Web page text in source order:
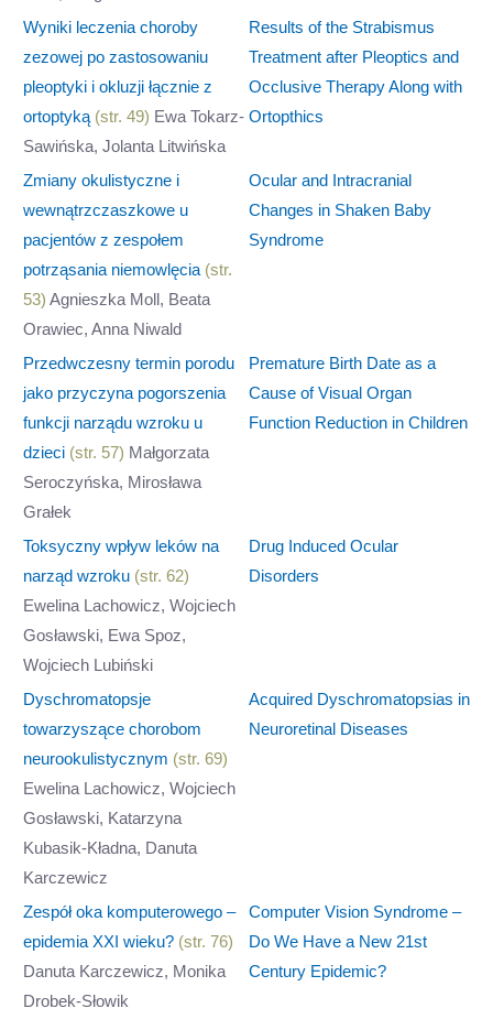
Wyniki leczenia choroby
zezowej po zastosowaniu
pleoptyki i okluzji łącznie z
ortoptyką (str. 49) Ewa Tokarz-
Sawińska, Jolanta Litwińska
Results of the Strabismus
Treatment after Pleoptics and
Occlusive Therapy Along with
Ortopthics
Zmiany okulistyczne i
wewnątrzczaszkowe u
pacjentów z zespołem
potrząsania niemowlęcia (str.
53) Agnieszka Moll, Beata
Orawiec, Anna Niwald
Ocular and Intracranial
Changes in Shaken Baby
Syndrome
Przedwczesny termin porodu
jako przyczyna pogorszenia
funkcji narządu wzroku u
dzieci (str. 57) Małgorzata
Seroczyńska, Mirosława
Grałek
Premature Birth Date as a
Cause of Visual Organ
Function Reduction in Children
Toksyczny wpływ leków na
narząd wzroku (str. 62)
Ewelina Lachowicz, Wojciech
Gosławski, Ewa Spoz,
Wojciech Lubiński
Drug Induced Ocular
Disorders
Dyschromatopsje
towarzyszące chorobom
neurookulistycznym (str. 69)
Ewelina Lachowicz, Wojciech
Gosławski, Katarzyna
Kubasik-Kładna, Danuta
Karczewicz
Acquired Dyschromatopsias in
Neuroretinal Diseases
Zespół oka komputerowego –
epidemia XXI wieku? (str. 76)
Danuta Karczewicz, Monika
Drobek-Słowik
Computer Vision Syndrome –
Do We Have a New 21st
Century Epidemic?